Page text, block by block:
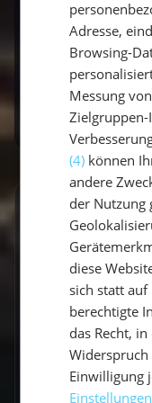
Lust auf
Spanien?
Spanienmit
deinen
Travel
Claudia ist
teilt sie ihre
Adresse,
Browsing-
Messung
(4) können
andere
der Nutzung
diese
sich statt
berechtigte
das Recht,
Widerspruch
Einwilligung
Einstellungen